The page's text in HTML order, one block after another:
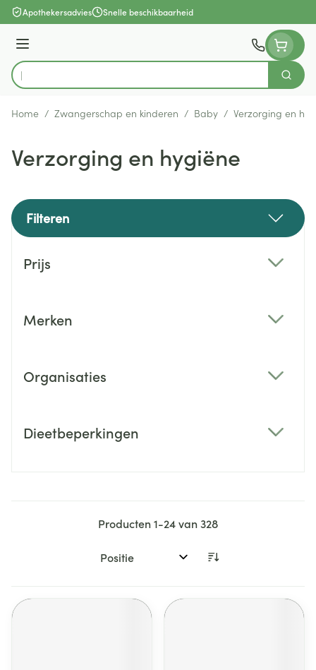
Ga naar de inhoud
Apothekersadvies Snelle beschikbaarheid
Menu
Product, merk, categorie...
Zoek
Home / Zwangerschap en kinderen / Baby / Verzorging en
Verzorging en hygiëne
Filteren
Prijs
Merken
Organisaties
Dieetbeperkingen
Producten1-24van328
Sorteer op: